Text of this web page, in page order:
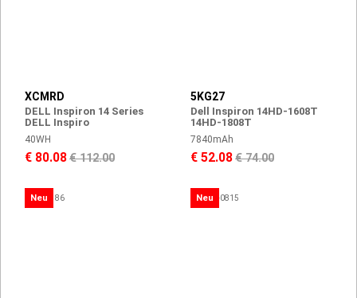
XCMRD
DELL Inspiron 14 Series
DELL Inspiro
40WH
€ 80.08€ 112.00
5KG27
Dell Inspiron 14HD-1608T
14HD-1808T
7840mAh
€ 52.08€ 74.00
Neu Neu